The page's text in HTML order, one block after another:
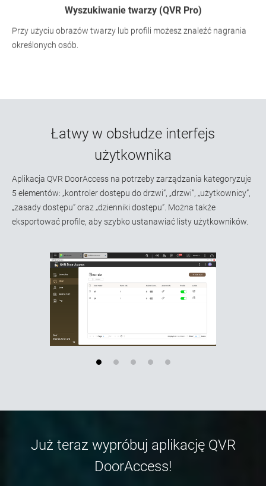
Wyszukiwanie twarzy (QVR Pro)
Przy użyciu obrazów twarzy lub profili możesz znaleźć nagrania
określonych osób.
Łatwy w obsłudze interfejs
użytkownika
Aplikacja QVR DoorAccess na potrzeby zarządzania kategoryzuje
5 elementów: „kontroler dostępu do drzwi”, „drzwi”, „użytkownicy”,
„zasady dostępu” oraz „dzienniki dostępu”. Można także
eksportować profile, aby szybko ustanawiać listy użytkowników.
Już teraz wypróbuj aplikację QVR
DoorAccess!